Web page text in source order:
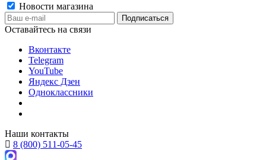
Новости магазина
Оставайтесь на связи
Вконтакте
Telegram
YouTube
Яндекс Дзен
Одноклассники
Наши контакты
8 (800) 511-05-45